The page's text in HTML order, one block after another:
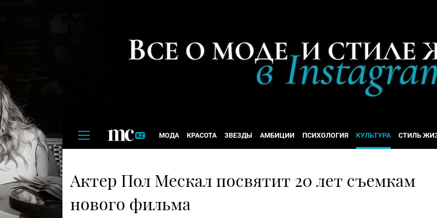
МОДА КРАСОТА ЗВЕЗДЫ АМБИЦИИ ПСИХОЛОГИЯ КУЛЬТУРА СТИЛЬ
Актер Пол Мескал посвятит 20 лет съемкам
нового фильма